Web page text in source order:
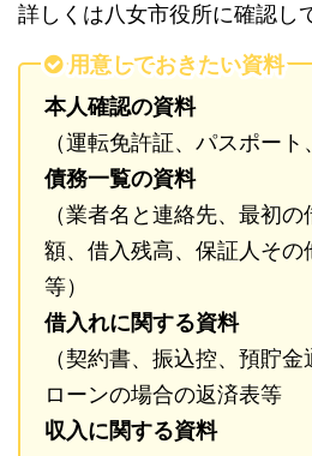
詳しくは八女市役所に確認し
用意しておきたい資料
本人確認の資料
（運転免許証、パスポート
債務一覧の資料
（業者名と連絡先、最初
額、借入残高、保証人その
等）
借入れに関する資料
（契約書、振込控、預貯金
ローンの場合の返済表等
収入に関する資料